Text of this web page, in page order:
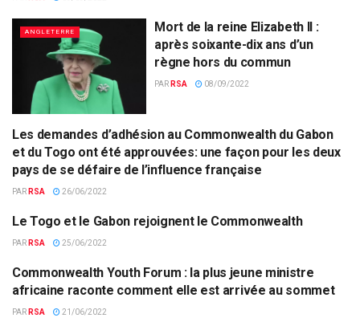
ANGLETERRE
Mort de la reine Elizabeth II :
après soixante-dix ans d’un
règne hors du commun
PAR RSA 08/09/2022
COMMONWEALTH
Les demandes d’adhésion au Commonwealth du Gabon
et du Togo ont été approuvées: une façon pour les deux
pays de se défaire de l’influence française
PAR RSA 26/06/2022
AFRIQUE
Le Togo et le Gabon rejoignent le Commonwealth
PAR RSA 25/06/2022
AFRIQUE AUSTRALE
Commonwealth Youth Forum : la plus jeune ministre
africaine raconte comment elle est arrivée au sommet
PAR RSA 21/06/2022